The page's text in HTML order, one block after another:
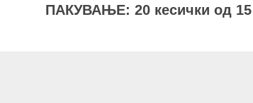
ПАКУВАЊЕ: 20 кесички од